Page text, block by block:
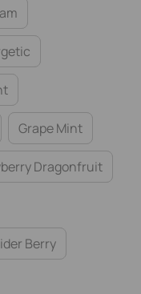
Grape Mint
Dragonfruit
Berry